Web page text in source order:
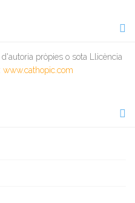
pròpies o sota Llicència
www.cathopic.com